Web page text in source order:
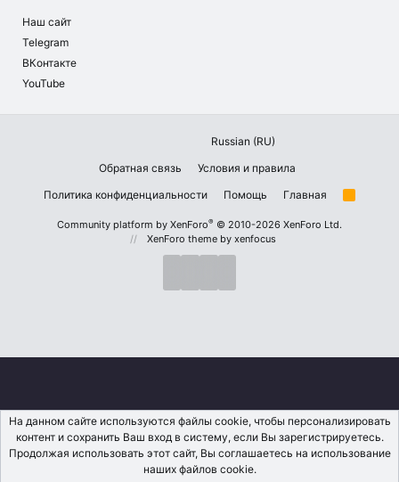
Наш сайт
Telegram
ВКонтакте
YouTube
Russian (RU)
Обратная связь
Условия и правила
Политика конфиденциальности
Помощь Главная
R
Community platform by XenForo® © 2010-2026 XenForo Ltd.
XenForo theme by xenfocus
На данном сайте используются файлы cookie, чтобы персонализировать
контент и сохранить Ваш вход в систему, если Вы зарегистрируетесь.
Продолжая использовать этот сайт, Вы соглашаетесь на использование
наших файлов cookie.